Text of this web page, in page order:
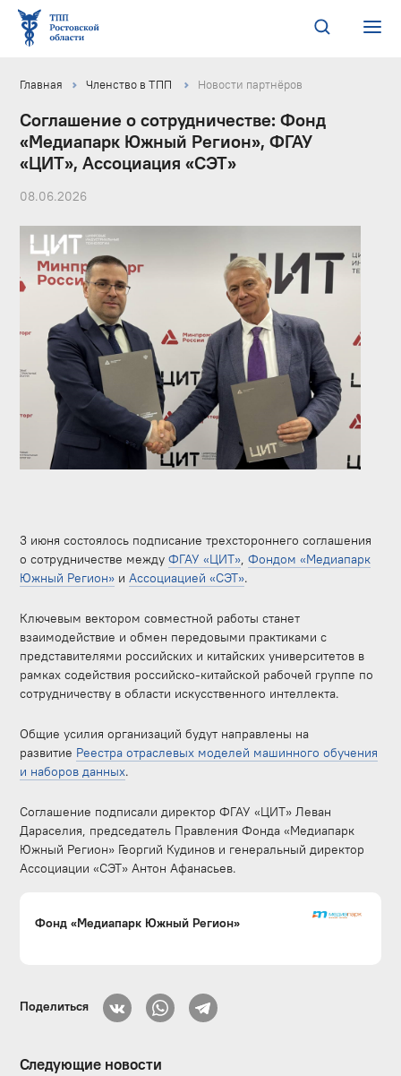
Главная Членство в ТПП Новости партнёров
Соглашение о сотрудничестве: Фонд
«Медиапарк Южный Регион», ФГАУ
«ЦИТ», Ассоциация «СЭТ»
08.06.2026
3 июня состоялось подписание трехстороннего соглашения
о сотрудничестве междуФГАУ «ЦИТ»,Фондом «Медиапарк
Южный Регион» иАссоциацией «СЭТ».
Ключевым вектором совместной работы станет
взаимодействие и обмен передовыми практиками с
представителями российских и китайских университетов в
рамках содействия российско-китайской рабочей группе по
сотрудничеству в области искусственного интеллекта.
Общие усилия организаций будут направлены на
развитие Реестра отраслевых моделей машинного обучения
и наборов данных.
Соглашение подписали директор ФГАУ «ЦИТ» Леван
Дараселия, председатель Правления Фонда «Медиапарк
Южный Регион» Георгий Кудинов и генеральный директор
Ассоциации «СЭТ» Антон Афанасьев.
Фонд «Медиапарк Южный Регион»
Поделиться
Следующие новости